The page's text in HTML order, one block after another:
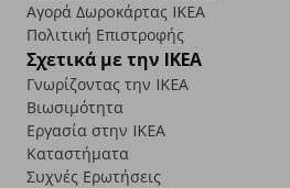
Αγορά Δωρoκάρτας IKEA
Πολιτική Επιστροφής
Σχετικά με την IKEA
Γνωρίζοντας την IKEA
Βιωσιμότητα
Εργασία στην IKEA
Καταστήματα
Συχνές Ερωτήσεις